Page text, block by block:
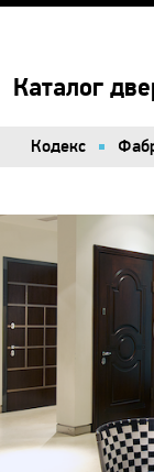
Каталог
Кодекс